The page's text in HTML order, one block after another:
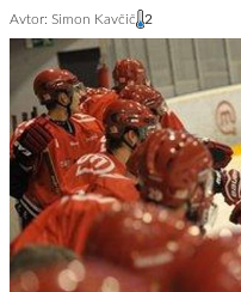
Avtor: Simon Kavčič 2